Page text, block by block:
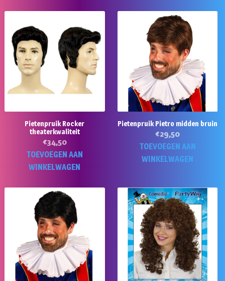
Pietenpruik Rocker
theaterkwaliteit
€34,50
TOEVOEGEN AAN
WINKELWAGEN
Pietenpruik Pietro midden bruin
€29,50
TOEVOEGEN AAN
WINKELWAGEN